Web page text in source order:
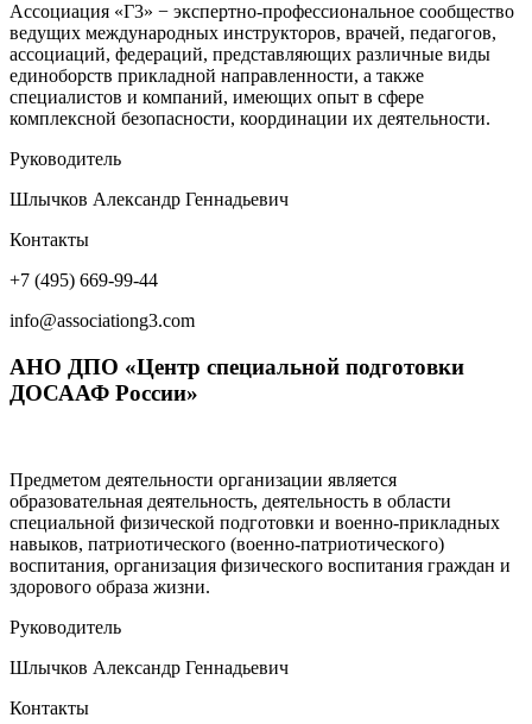
Ассоциация «Г3» − экспертно-профессиональное сообщество
ведущих международных инструкторов, врачей, педагогов,
ассоциаций, федераций, представляющих различные виды
единоборств прикладной направленности, а также
специалистов и компаний, имеющих опыт в сфере
комплексной безопасности, координации их деятельности.
Руководитель
Шлычков Александр Геннадьевич
Контакты
+7 (495) 669-99-44
info@associationg3.com
АНО ДПО «Центр специальной подготовки
ДОСААФ России» ​
Предметом деятельности организации является
образовательная деятельность, деятельность в области
специальной физической подготовки и военно-прикладных
навыков, патриотического (военно-патриотического)
воспитания, организация физического воспитания граждан и
здорового образа жизни.
Руководитель
Шлычков Александр Геннадьевич
Контакты